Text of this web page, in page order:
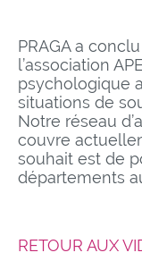
PRAGA a
l’association
psychologique
situations de
Notre réseau
couvre
souhait est de
départements
RETOUR AUX